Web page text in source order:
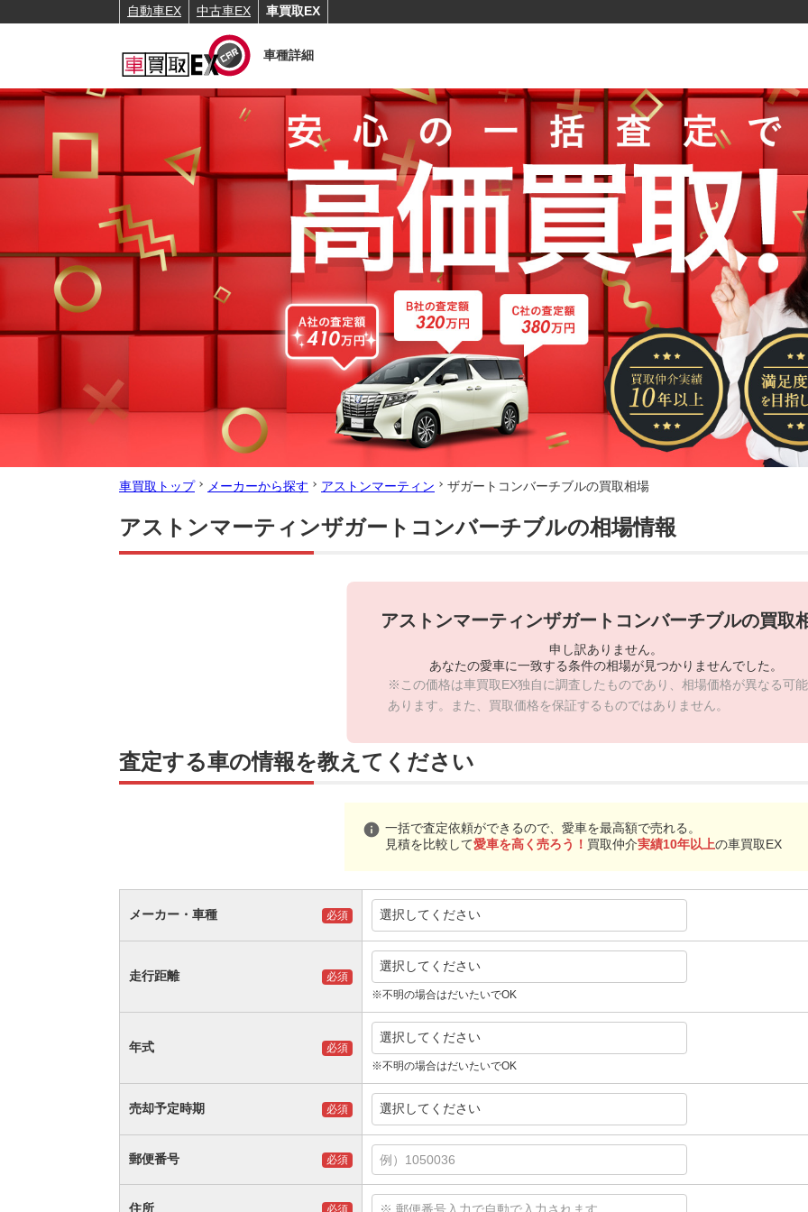
自動車EX 中古車EX 車買取EX
車種詳細
車買取トップ メーカーから探す アストンマーティン ザガートコンバーチブルの買取相場
アストンマーティンザガートコンバーチブルの相場情報
アストンマーティンザガートコンバーチブルの買取
申し訳ありません。
あなたの愛車に一致する条件の相場が見つかりませんでした。
※この価格は車買取EX独自に調査したものであり、相場価格が異なる可
あります。また、買取価格を保証するものではありません。
査定する車の情報を教えてください
info 一括で査定依頼ができるので、愛車を最高額で売れる。
見積を比較して愛車を高く売ろう！ 買取仲介実績10年以上の車買取EX
メーカー・車種 必須 選択してください
走行距離 必須
選択してください
※不明の場合はだいたいでOK
年式 必須
選択してください
※不明の場合はだいたいでOK
売却予定時期 必須 選択してください
郵便番号 必須
住所 必須